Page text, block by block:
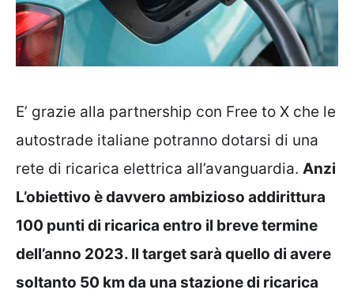
E’ grazie alla partnership con Free to X che le
autostrade italiane potranno dotarsi di una
rete di ricarica elettrica all’avanguardia. Anzi
L’obiettivo è davvero ambizioso addirittura
100 punti di ricarica entro il breve termine
dell’anno 2023. Il target sarà quello di avere
soltanto 50 km da una stazione di ricarica